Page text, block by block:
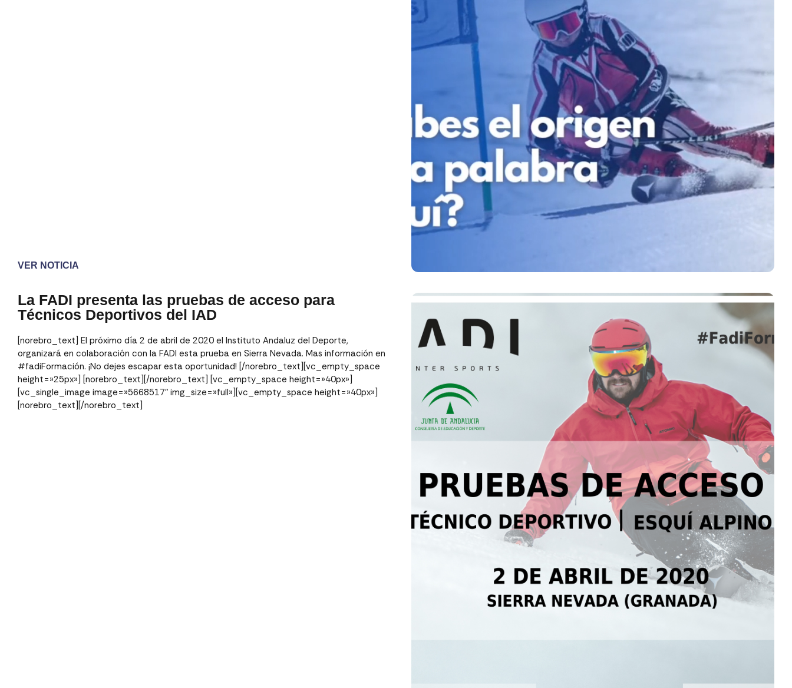
VER NOTICIA
La FADI presenta las pruebas de acceso para
Técnicos Deportivos del IAD
[norebro_text] El próximo día 2 de abril de 2020 el Instituto Andaluz del Deporte,
organizará en colaboración con la FADI esta prueba en Sierra Nevada. Mas información en
#fadiFormación. ¡No dejes escapar esta oportunidad! [/norebro_text][vc_empty_space
height=»25px»] [norebro_text][/norebro_text] [vc_empty_space height=»40px»]
[vc_single_image image=»5668517″ img_size=»full»][vc_empty_space height=»40px»]
[norebro_text][/norebro_text]